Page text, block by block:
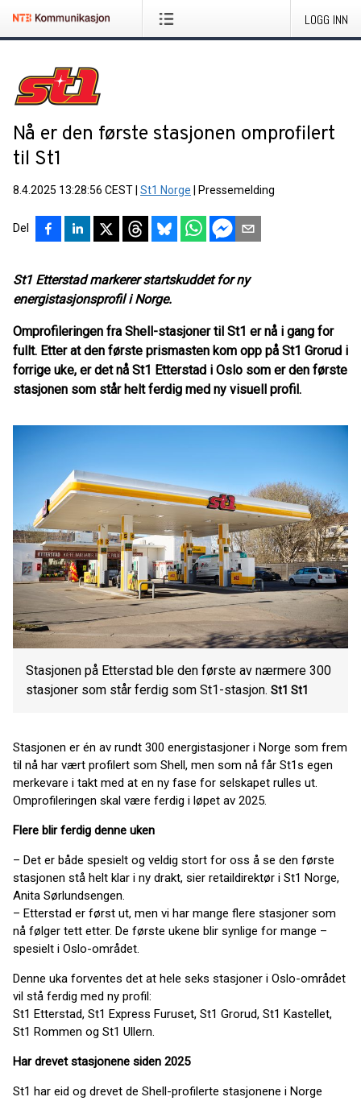
LOGG INN
Nå er den første stasjonen omprofilert
til St1
8.4.2025 13:28:56 CEST St1 Norge Pressemelding
Del
St1 Etterstad markerer startskuddet for ny
energistasjonsprofil i Norge.
Omprofileringen fra Shell-stasjoner til St1 er nå i gang for
fullt. Etter at den første prismasten kom opp på St1 Grorud i
forrige uke, er det nå St1 Etterstad i Oslo som er den første
stasjonen som står helt ferdig med ny visuell profil.
Stasjonen på Etterstad ble den første av nærmere 300
stasjoner som står ferdig som St1-stasjon. St1 St1
Stasjonen er én av rundt 300 energistasjoner i Norge som frem
til nå har vært profilert som Shell, men som nå får St1s egen
merkevare i takt med at en ny fase for selskapet rulles ut.
Omprofileringen skal være ferdig i løpet av 2025.
Flere blir ferdig denne uken
– Det er både spesielt og veldig stort for oss å se den første
stasjonen stå helt klar i ny drakt, sier retaildirektør i St1 Norge,
Anita Sørlundsengen.
– Etterstad er først ut, men vi har mange flere stasjoner som
nå følger tett etter. De første ukene blir synlige for mange –
spesielt i Oslo-området.
Denne uka forventes det at hele seks stasjoner i Oslo-området
vil stå ferdig med ny profil:
St1 Etterstad, St1 Express Furuset, St1 Grorud, St1 Kastellet,
St1 Rommen og St1 Ullern.
Har drevet stasjonene siden 2025
St1 har eid og drevet de Shell-profilerte stasjonene i Norge